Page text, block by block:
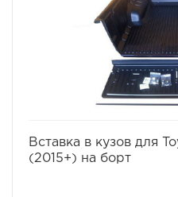
Вставка в кузов для
(2015+) на борт